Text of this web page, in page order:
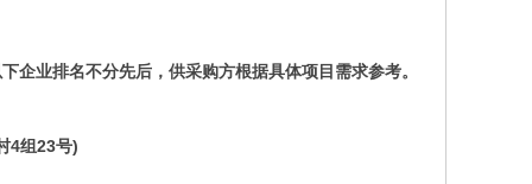
企业排名不分先后，供采购方根据具体项目需求参考。
4组23号)